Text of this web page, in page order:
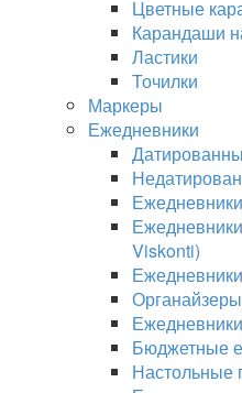
Цветные
Карандаши
Ластики
Точилки
Маркеры
Ежедневники
Viskonti)
Бюджетные
Настольные